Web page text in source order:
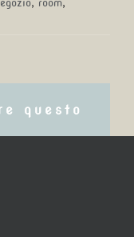
, room,
questo